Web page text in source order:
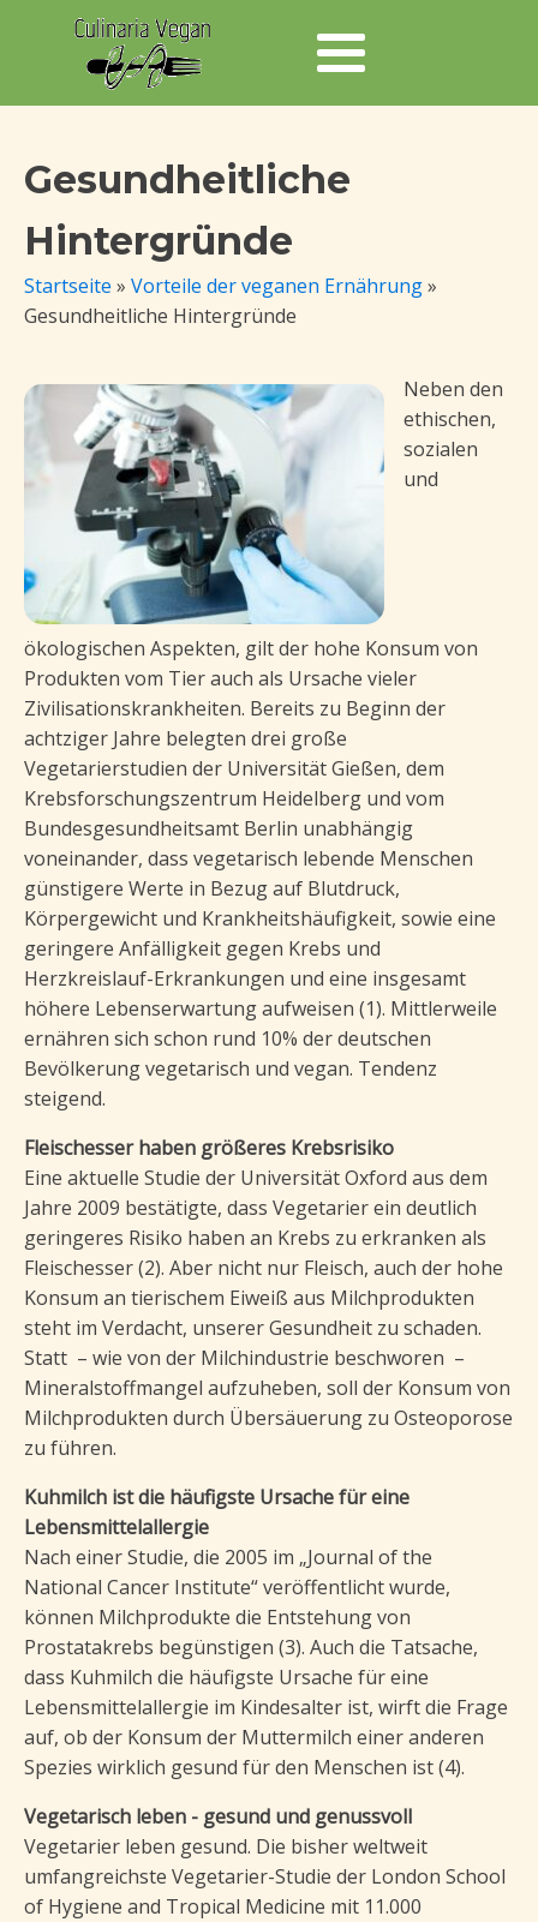
Gesundheitliche
Hintergründe
Startseite » Vorteile der veganen Ernährung»
Gesundheitliche Hintergründe
Neben den
ethischen,
sozialen
und
ökologischen Aspekten, gilt der hohe Konsum von
Produkten vom Tier auch als Ursache vieler
Zivilisationskrankheiten. Bereits zu Beginn der
achtziger Jahre belegten drei große
Vegetarierstudien der Universität Gießen, dem
Krebsforschungszentrum Heidelberg und vom
Bundesgesundheitsamt Berlin unabhängig
voneinander, dass vegetarisch lebende Menschen
günstigere Werte in Bezug auf Blutdruck,
Körpergewicht und Krankheitshäufigkeit, sowie eine
geringere Anfälligkeit gegen Krebs und
Herzkreislauf-Erkrankungen und eine insgesamt
höhere Lebenserwartung aufweisen (1). Mittlerweile
ernähren sich schon rund 10% der deutschen
Bevölkerung vegetarisch und vegan. Tendenz
steigend.
Fleischesser haben größeres Krebsrisiko
Eine aktuelle Studie der Universität Oxford aus dem
Jahre 2009 bestätigte, dass Vegetarier ein deutlich
geringeres Risiko haben an Krebs zu erkranken als
Fleischesser (2). Aber nicht nur Fleisch, auch der hohe
Konsum an tierischem Eiweiß aus Milchprodukten
steht im Verdacht, unserer Gesundheit zu schaden.
Statt – wie von der Milchindustrie beschworen –
Mineralstoffmangel aufzuheben, soll der Konsum von
Milchprodukten durch Übersäuerung zu Osteoporose
zu führen.
Kuhmilch ist die häufigste Ursache für eine
Lebensmittelallergie
Nach einer Studie, die 2005 im „Journal of the
National Cancer Institute“ veröffentlicht wurde,
können Milchprodukte die Entstehung von
Prostatakrebs begünstigen (3). Auch die Tatsache,
dass Kuhmilch die häufigste Ursache für eine
Lebensmittelallergie im Kindesalter ist, wirft die Frage
auf, ob der Konsum der Muttermilch einer anderen
Spezies wirklich gesund für den Menschen ist (4).
Vegetarisch leben - gesund und genussvoll
Vegetarier leben gesund. Die bisher weltweit
umfangreichste Vegetarier-Studie der London School
of Hygiene and Tropical Medicine mit 11.000